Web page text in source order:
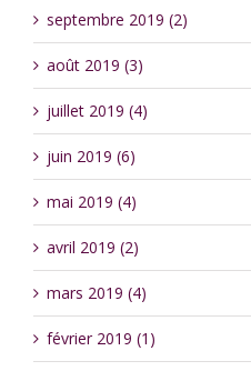
septembre 2019 (2)
août 2019 (3)
juillet 2019 (4)
juin 2019 (6)
mai 2019 (4)
avril 2019 (2)
mars 2019 (4)
février 2019 (1)